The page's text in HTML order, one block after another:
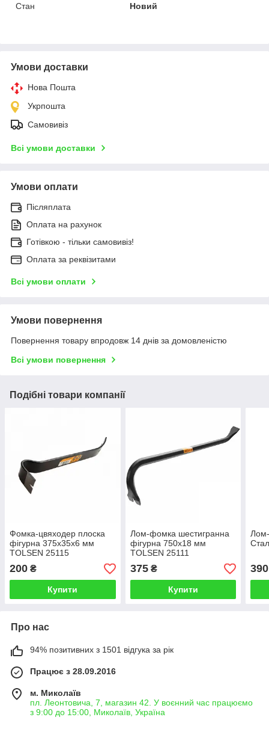
Стан
Новий
Умови доставки
Нова Пошта
Укрпошта
Самовивіз
Всі умови доставки
Умови оплати
Післяплата
Оплата на рахунок
Готівкою - тільки самовивіз!
Оплата за реквізитами
Всі умови оплати
Умови повернення
Повернення товару впродовж 14 днів за домовленістю
Всі умови повернення
Подібні товари компанії
Фомка-цвяходер плоска
фігурна 375х35х6 мм
TOLSEN 25115
200 ₴
Купити
Лом-фомка шестигранна
фігурна 750х18 мм
TOLSEN 25111
375₴
Купити
390
Про нас
94% позитивних з 1501 відгука за рік
Працює з 28.09.2016
м. Миколаїв
пл. Леонтовича, 7, магазин 42. У воєнний час працюємо
з 9:00 до 15:00, Миколаїв, Україна